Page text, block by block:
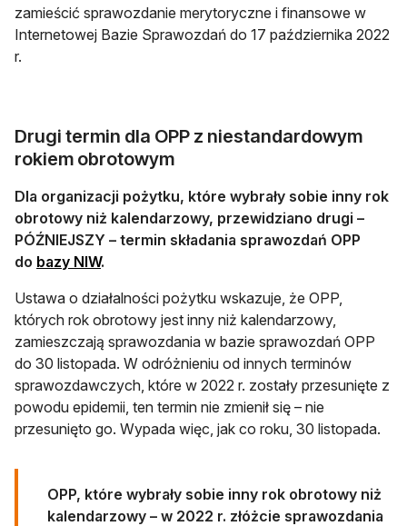
zamieścić sprawozdanie merytoryczne i finansowe w
Internetowej Bazie Sprawozdań do 17 października 2022
r.
Drugi termin dla OPP z niestandardowym
rokiem obrotowym
Dla organizacji pożytku, które wybrały sobie inny rok
obrotowy niż kalendarzowy, przewidziano drugi –
PÓŹNIEJSZY – termin składania sprawozdań OPP
do bazy NIWotwiera się w nowej karcie
.
Ustawa o działalności pożytku wskazuje, że OPP,
których rok obrotowy jest inny niż kalendarzowy,
zamieszczają sprawozdania w bazie sprawozdań OPP
do 30 listopada. W odróżnieniu od innych terminów
sprawozdawczych, które w 2022 r. zostały przesunięte z
powodu epidemii, ten termin nie zmienił się – nie
przesunięto go. Wypada więc, jak co roku, 30 listopada.
OPP, które wybrały sobie inny rok obrotowy niż
kalendarzowy – w 2022 r. złóżcie sprawozdania